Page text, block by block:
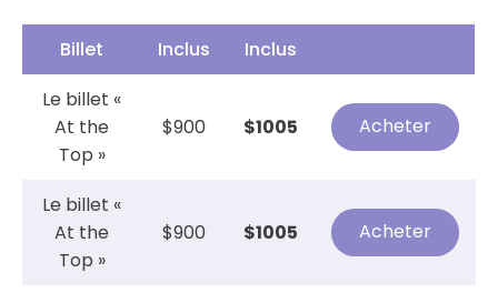
Billet Inclus
Inclus
Le billet «
At the
Top »
$900 $1005 Acheter
Le billet «
At the
Top »
$900 $1005 Acheter